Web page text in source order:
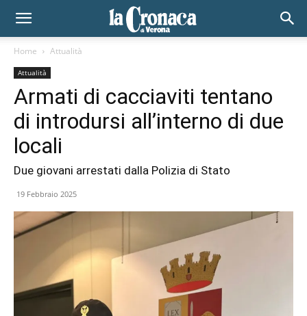
Home Attualità
Attualità
Armati di cacciaviti tentano
di introdursi all’interno di due
locali
Due giovani arrestati dalla Polizia di Stato
19 Febbraio 2025